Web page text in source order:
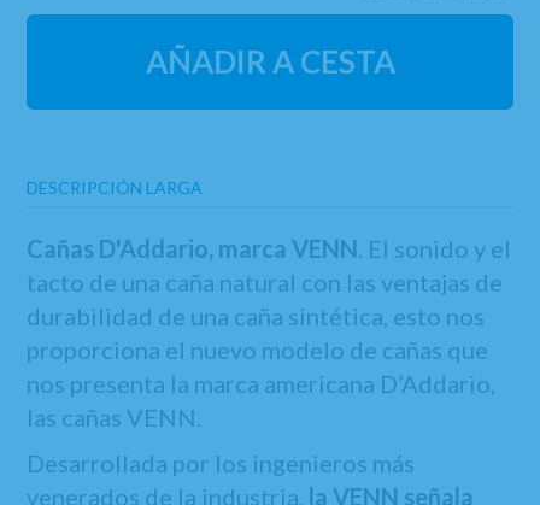
AÑADIR A CESTA
DESCRIPCIÓN LARGA
Cañas D'Addario, marca VENN. El sonido y el
tacto de una caña natural con las ventajas de
durabilidad de una caña sintética, esto nos
proporciona el nuevo modelo de cañas que
nos presenta la marca americana D’Addario,
las cañas VENN.
Desarrollada por los ingenieros más
venerados de la industria, la VENN señala